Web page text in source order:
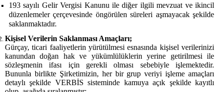
193 sayılı Gelir Vergisi Kanunu ile diğer ilgili mevzuat ve ikincil
düzenlemeler çerçevesinde öngörülen süreleri aşmayacak şekilde
saklanmaktadır.
Kişisel Verilerin Saklanması Amaçları;
Gürçay, ticari faaliyetlerin yürütülmesi esnasında kişisel verilerinizi
kanundan doğan hak ve yükümlülüklerin yerine getirilmesi ile
sözleşmenin ifası için gerekli olması sebebiyle işlemektedir.
Bununla birlikte Şirketimizin, her bir grup veriyi işleme amaçları
detaylı şekilde VERBİS sisteminde kamuya açık şekilde kayıtlı